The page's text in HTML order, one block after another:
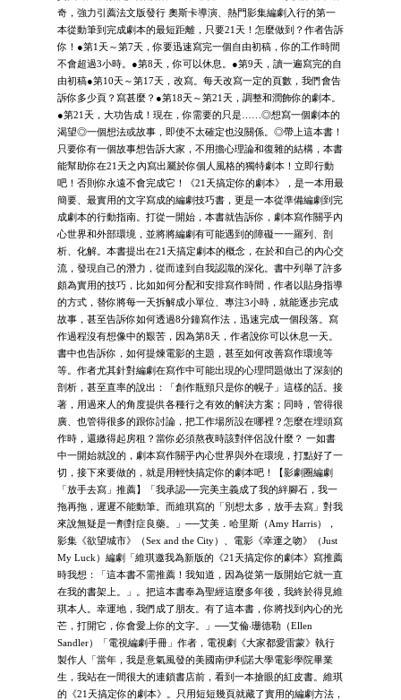
奇，強力引薦法文版發行 奧斯卡導演、熱門影集編劇入行的第一
本從動筆到完成劇本的最短距離，只要21天！怎麼做到？作者告訴
你！●第1天～第7天，你要迅速寫完一個自由初稿，你的工作時間
不會超過3小時。●第8天，你可以休息。●第9天，讀一遍寫完的自
由初稿●第10天～第17天，改寫。每天改寫一定的頁數，我們會告
訴你多少頁？寫甚麼？●第18天～第21天，調整和潤飾你的劇本。
●第21天，大功告成！現在，你需要的只是……◎想寫一個劇本的
渴望◎一個想法或故事，即使不太確定也沒關係。◎帶上這本書！
只要你有一個故事想告訴大家，不用擔心理論和復雜的結構，本書
能幫助你在21天之內寫出屬於你個人風格的獨特劇本！立即行動
吧！否則你永遠不會完成它！《21天搞定你的劇本》，是一本用最
簡要、最實用的文字寫成的編劇技巧書，更是一本從準備編劇到完
成劇本的行動指南。打從一開始，本書就告訴你，劇本寫作關乎內
心世界和外部環境，並將將編劇有可能遇到的障礙一一羅列、剖
析、化解。本書提出在21天搞定劇本的概念，在於和自己的內心交
流，發現自己的潛力，從而達到自我認識的深化。書中列舉了許多
頗為實用的技巧，比如如何分配和安排寫作時間，作者以貼身指導
的方式，替你將每一天拆解成小單位、專注3小時，就能逐步完成
故事，甚至告訴你如何透過8分鐘寫作法，迅速完成一個段落。寫
作過程沒有想像中的艱苦，因為第8天，作者說你可以休息一天。
書中也告訴你，如何提煉電影的主題，甚至如何改善寫作環境等
等。作者尤其針對編劇在寫作中可能出現的心理問題做出了深刻的
剖析，甚至直率的說出：「創作瓶頸只是你的幌子」這樣的話。接
著，用過來人的角度提供各種行之有效的解決方案；同時，管得很
廣、也管得很多的跟你討論，把工作場所設在哪裡？怎麼在埋頭寫
作時，還繳得起房租？當你必須熬夜時該對伴侶說什麼？ 一如書
中一開始就說的，劇本寫作關乎內心世界與外在環境，打點好了一
切，接下來要做的，就是用輕快搞定你的劇本吧！【影劇圈編劇
「放手去寫」推薦】「我承認──完美主義成了我的絆腳石，我一
拖再拖，遲遲不能動筆。而維琪寫的「別想太多，放手去寫」對我
來說無疑是一劑對症良藥。」──艾美．哈里斯（Amy Harris），
影集《欲望城市》（Sex and the City）、電影《幸運之吻》（Just
My Luck）編劇「維琪邀我為新版的《21天搞定你的劇本》寫推薦
時我想：「這本書不需推薦！我知道，因為從第一版開始它就一直
在我的書架上。」。把這本書奉為聖經這麼多年後，我終於得見維
琪本人。幸運地，我們成了朋友。有了這本書，你將找到內心的光
芒，打開它，你會愛上你的文字。」──艾倫‧珊德勒（Ellen
Sandler）「電視編劇手冊」作者，電視劇《大家都愛雷蒙》執行
製作人「當年，我是意氣風發的美國南伊利諾大學電影學院畢業
生，我站在一間很大的連鎖書店前，看到一本搶眼的紅皮書。維琪
的《21天搞定你的劇本》。只用短短幾頁就藏了實用的編劇方法，